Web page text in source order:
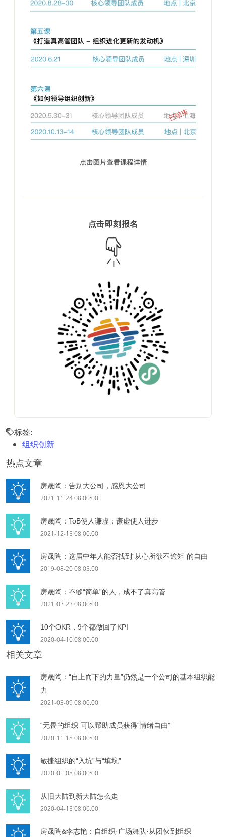
点击即刻报名
标签:
组织创新
热点文章
房晟陶：告别大公司，感恩大公司
2021-11-24 08:00:00
房晟陶：ToB使人谦虚；谦虚使人进步
2021-12-15 08:00:00
房晟陶：这届中年人能否找到“从心所欲不逾矩”的自由
2019-08-20 08:05:00
房晟陶：不够“简单”的人，成不了真高管
2021-03-23 08:00:00
10个OKR，9个都做回了KPI
2020-04-10 08:00:00
相关文章
房晟陶：“自上而下的力量”仍然是一个公司的基本组织能
力
2021-03-09 08:00:00
“无畏的组织”可以帮助成员获得“情绪自由”
2020-11-18 08:00:00
敏捷组织的“入坑”与“填坑”
2020-05-08 08:00:00
从旧大陆到新大陆怎么走
2020-04-15 08:06:00
房晟陶&李志艳：自组织·广场舞队·从团伙到组织